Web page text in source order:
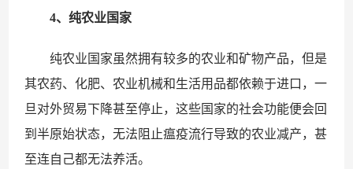
4、纯农业国家
纯农业国家虽然拥有较多的农业和矿物产品，但是
其农药、化肥、农业机械和生活用品都依赖于进口，一
旦对外贸易下降甚至停止，这些国家的社会功能便会回
到半原始状态，无法阻止瘟疫流行导致的农业减产，甚
至连自己都无法养活。